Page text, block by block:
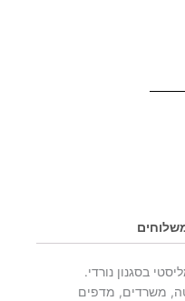
בסגנון נורדי.
משרדים, מדפים